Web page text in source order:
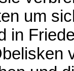
um
in